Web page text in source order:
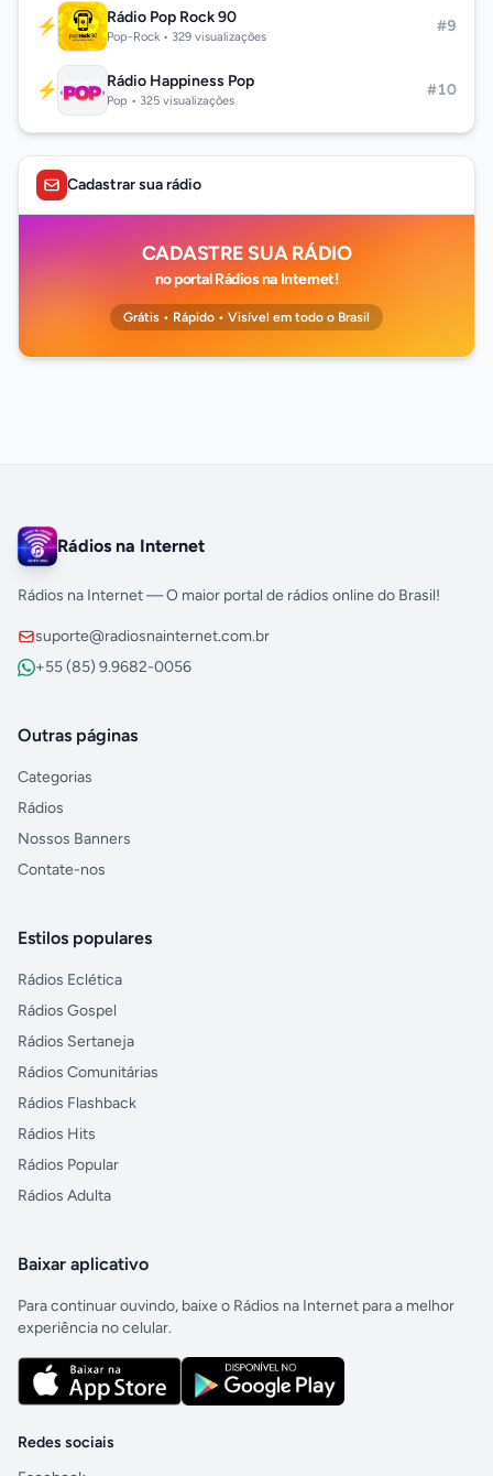
⚡ Rádio Pop Rock 90
Pop-Rock • 329 visualizações
#9
⚡ Rádio Happiness Pop
Pop • 325 visualizações
#10
Cadastrar sua rádio
CADASTRE SUA RÁDIO
no portal Rádios na Internet!
Grátis • Rápido • Visível em todo o Brasil
Rádios na Internet
Rádios na Internet — O maior portal de rádios online do Brasil!
suporte@radiosnainternet.com.br
+55 (85) 9.9682-0056
Outras páginas
Categorias
Rádios
Nossos Banners
Contate-nos
Estilos populares
Rádios Eclética
Rádios Gospel
Rádios Sertaneja
Rádios Comunitárias
Rádios Flashback
Rádios Hits
Rádios Popular
Rádios Adulta
Baixar aplicativo
Para continuar ouvindo, baixe o Rádios na Internet para a melhor
experiência no celular.
Redes sociais